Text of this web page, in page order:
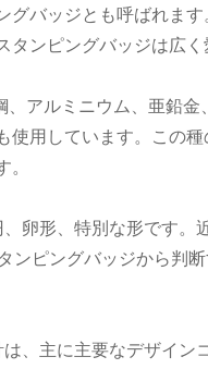
バッジとも呼ばれま
ンピングバッジは広く
アルミニウム、亜鉛
用しています。この
。
卵形、特別な形です。
ピングバッジから判
、主に主要なデザイン